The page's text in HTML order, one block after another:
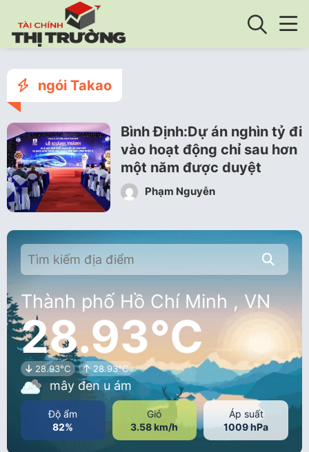
ngói Takao
Bình Định:Dự án nghìn tỷ đi
vào hoạt động chỉ sau hơn
một năm được duyệt
Phạm Nguyễn
Thành phố Hồ Chí Minh , VN
28.93°C
28.93°C 28.93°C
mây đen u ám
Độ ẩm
82%
Gió
3.58 km/h
Áp suất
1009 hPa